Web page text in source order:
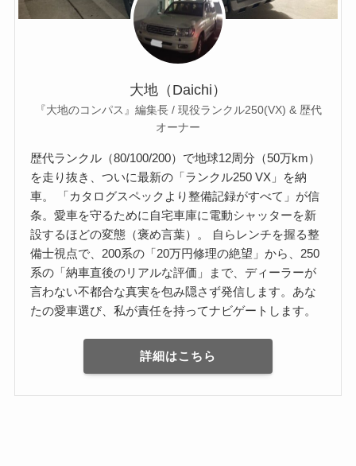
大地（Daichi）
『大地のコンパス』編集長 / 現役ランクル250(VX) & 歴代
オーナー
歴代ランクル（80/100/200）で地球12周分（50万km）
を走り抜き、ついに最新の「ランクル250 VX」を納
車。 「カタログスペックより整備記録がすべて」が信
条。愛車を守るために自宅車庫に電動シャッターを新
設するほどの変態（褒め言葉）。 自らレンチを握る整
備士視点で、200系の「20万円修理の絶望」から、250
系の「納車直後のリアルな評価」まで、ディーラーが
言わない不都合な真実を包み隠さず発信します。あな
たの愛車選び、私が責任を持ってナビゲートします。
詳細はこちら